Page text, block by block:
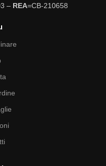
– REA=CB-210658